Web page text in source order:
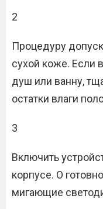
2
Процедуру
сухой коже. Если
душ или ванну,
остатки влаги
3
Включить
корпусе. О
мигающие